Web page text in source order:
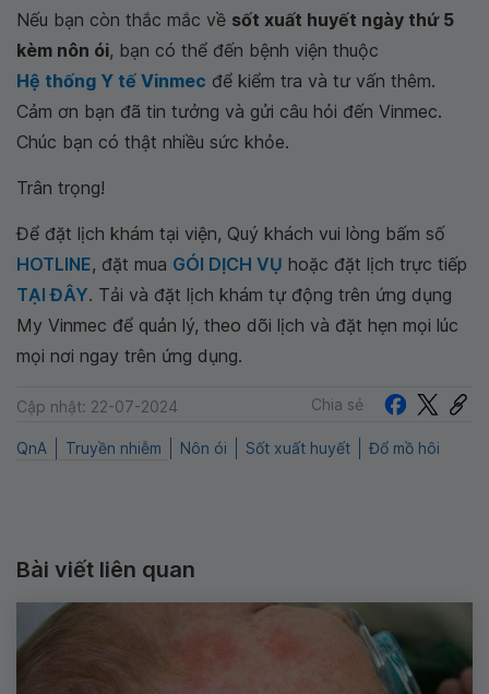
Nếu bạn còn thắc mắc về sốt xuất huyết ngày thứ 5
kèm nôn ói, bạn có thể đến bệnh viện thuộc
Hệ thống Y tế Vinmec để kiểm tra và tư vấn thêm.
Cảm ơn bạn đã tin tưởng và gửi câu hỏi đến Vinmec.
Chúc bạn có thật nhiều sức khỏe.
Trân trọng!
Để đặt lịch khám tại viện, Quý khách vui lòng bấm số
HOTLINE, đặt mua GÓI DỊCH VỤ hoặc đặt lịch trực tiếp
TẠI ĐÂY. Tải và đặt lịch khám tự động trên ứng dụng
My Vinmec để quản lý, theo dõi lịch và đặt hẹn mọi lúc
mọi nơi ngay trên ứng dụng.
Cập nhật: 22-07-2024 Chia sẻ
QnA Truyền nhiễm Nôn ói Sốt xuất huyết Đổ mồ hôi
Bài viết liên quan